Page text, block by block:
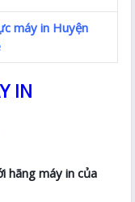
máy in Huyện
IN
hãng máy in của